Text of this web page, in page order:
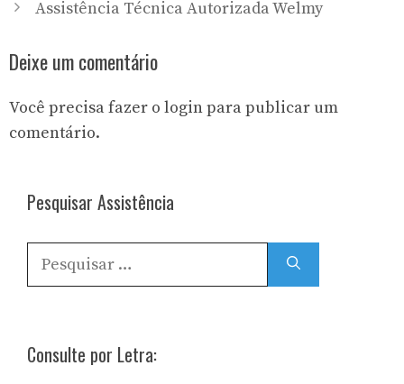
Assistência Técnica Autorizada Welmy
Deixe um comentário
Você precisa fazer o loginpara publicar um
comentário.
Pesquisar Assistência
Pesquisar
por:
Consulte por Letra: